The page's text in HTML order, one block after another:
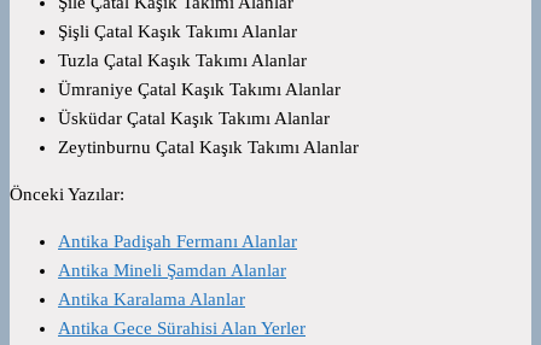
Şişli Çatal Kaşık Takımı Alanlar
Tuzla Çatal Kaşık Takımı Alanlar
Ümraniye Çatal Kaşık Takımı Alanlar
Üsküdar Çatal Kaşık Takımı Alanlar
Zeytinburnu Çatal Kaşık Takımı Alanlar
Önceki Yazılar:
Antika Padişah Fermanı Alanlar
Antika Mineli Şamdan Alanlar
Antika Karalama Alanlar
Antika Gece Sürahisi Alan Yerler